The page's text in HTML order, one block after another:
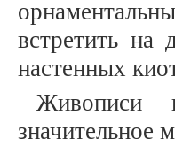
встретить на
настенных
Живописи
значительное